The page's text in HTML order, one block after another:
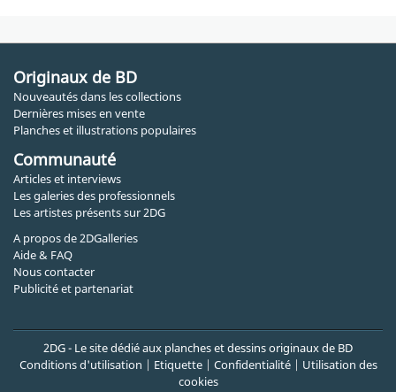
Originaux de BD
Nouveautés dans les collections
Dernières mises en vente
Planches et illustrations populaires
Communauté
Articles et interviews
Les galeries des professionnels
Les artistes présents sur 2DG
A propos de 2DGalleries
Aide & FAQ
Nous contacter
Publicité et partenariat
2DG - Le site dédié aux planches et dessins originaux de BD
Conditions d'utilisation | Etiquette| Confidentialité| Utilisation des
cookies